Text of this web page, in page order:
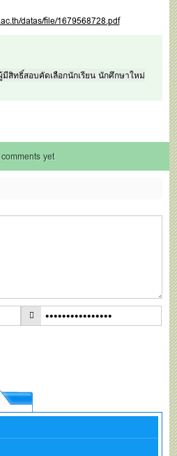
datas/file/1679568728.pdf
สิทธิ์สอบคัดเลือกนักเรียน นักศึกษาใหม่
yet